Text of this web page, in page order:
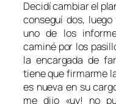
Decidí cambiar el
conseguí dos,
uno de los
caminé por los
la encargada de
tiene que firmarme
es nueva en su
me dijo «uy! no